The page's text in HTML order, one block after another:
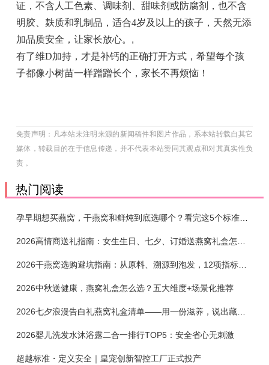
证，不含 人工色素、调味剂、甜味剂或防腐剂 ， 也不含
明胶、麸质和乳制品 ， 适合4岁及以上的孩子，天然无添
加品质安全，让家长放心。 ,
有了维D加持，才是补钙的正确打开方式，希望每个孩
子都像小树苗一样蹭蹭长个，家长不再烦恼！
免责声明：凡本站未注明来源的新闻稿件和图片作品，系本站转载自其它
媒体，转载目的在于信息传递，并不代表本站赞同其观点和对其真实性负
责 。
热门阅读
孕早期想买燕窝，干燕窝和鲜炖到底选哪个？看完这5个标准再下单
2026干燕窝选购避坑指南：从原料、溯源到泡发，12项指标判断靠谱燕窝
2026中秋送健康，燕窝礼盒怎么选？五大维度+场景化推荐
2026七夕浪漫告白礼燕窝礼盒清单——用一份滋养，说出藏在心底的爱
2026婴儿洗发水沐浴露二合一排行TOP5：安全省心无刺激
超越标准・定义安全｜皇宠创新智控工厂正式投产